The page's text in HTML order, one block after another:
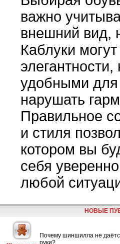
важно
внешний вид,
Каблуки
удобными для
нарушать
Правильное
и стиля
котором вы
себя
любой
НОВЫЕ
Почему шиншилла не
руки?